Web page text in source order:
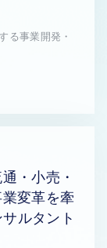
る事業開発・
・小売・
変革を牽
ルタント